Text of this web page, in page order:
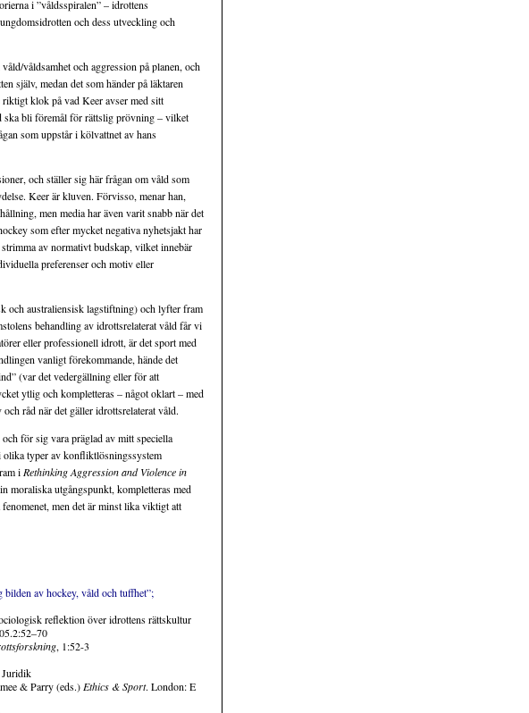
i ”våldsspiralen” – idrottens
och dess utveckling och
våldsamhet och aggression på planen, och
själv, medan det som händer på läktaren
klok på vad Keer avser med sitt
ska bli föremål för rättslig prövning – vilket
som uppstår i kölvattnet av hans
och ställer sig här frågan om våld som
Keer är kluven. Förvisso, menar han,
men media har även varit snabb när det
som efter mycket negativa nyhetsjakt har
av normativt budskap, vilket innebär
preferenser och motiv eller
och australiensisk lagstiftning) och lyfter fram
behandling av idrottsrelaterat våld får vi
eller professionell idrott, är det sport med
vanligt förekommande, hände det
(var det vedergällning eller för att
ytlig och kompletteras – något oklart – med
råd när det gäller idrottsrelaterat våld.
för sig vara präglad av mitt speciella
olika typer av konfliktlösningssystem
i Rethinking Aggression and Violence in
moraliska utgångspunkt, kompletteras med
men det är minst lika viktigt att
av hockey, våld och tuffhet”;
reflektion över idrottens rättskultur
, 1:52-3
Juridik
& Parry (eds.) Ethics & Sport. London: E